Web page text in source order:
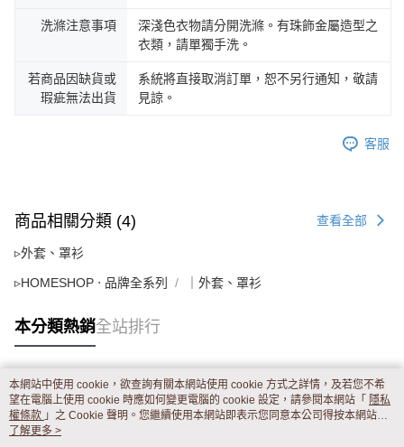
洗滌注意事項
深淺色衣物請分開洗滌。有珠飾金屬造型之
衣類，請單獨手洗。
若商品因缺貨或
瑕疵無法出貨
系統將直接取消訂單，恕不另行通知，敬請
見諒。
客服
商品相關分類 (4) 查看全部
▹外套、罩衫
▹HOMESHOP ‧ 品牌全系列 ｜外套、罩衫
本分類熱銷全站排行
熱門標籤
本網站中使用 cookie，欲查詢有關本網站使用 cookie 方式之詳情，及若您不希
望在電腦上使用 cookie 時應如何變更電腦的 cookie 設定，請參閱本網站「 隱私
權條款 」之 Cookie 聲明。您繼續使用本網站即表示您同意本公司得按本網站使
用條款之 Cookie 聲明使用 cookie。
了解更多 >